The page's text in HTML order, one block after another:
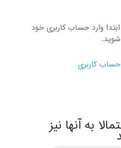
وارد حساب کاربری خود
شوید.
حساب کاربری
به آنها نیز